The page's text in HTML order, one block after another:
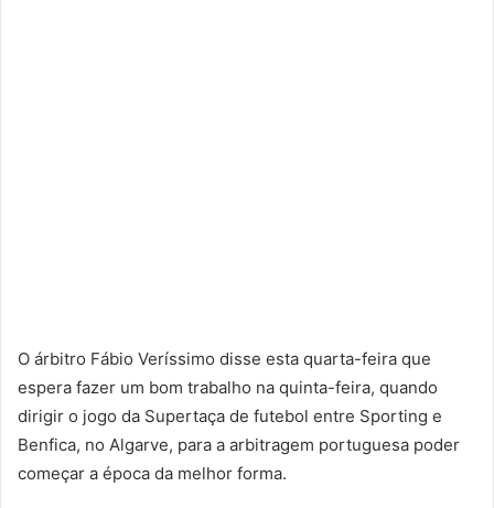
O árbitro Fábio Veríssimo disse esta quarta-feira que
espera fazer um bom trabalho na quinta-feira, quando
dirigir o jogo da Supertaça de futebol entre Sporting e
Benfica, no Algarve, para a arbitragem portuguesa poder
começar a época da melhor forma.